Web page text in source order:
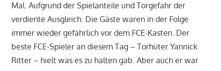
Mal. Aufgrund der Spielanteile und Torgefahr der
verdiente Ausgleich. Die Gäste waren in der Folge
immer wieder gefährlich vor dem FCE-Kasten. Der
beste FCE-Spieler an diesem Tag – Torhüter Yannick
Ritter – hielt was es zu halten gab. Aber auch er war